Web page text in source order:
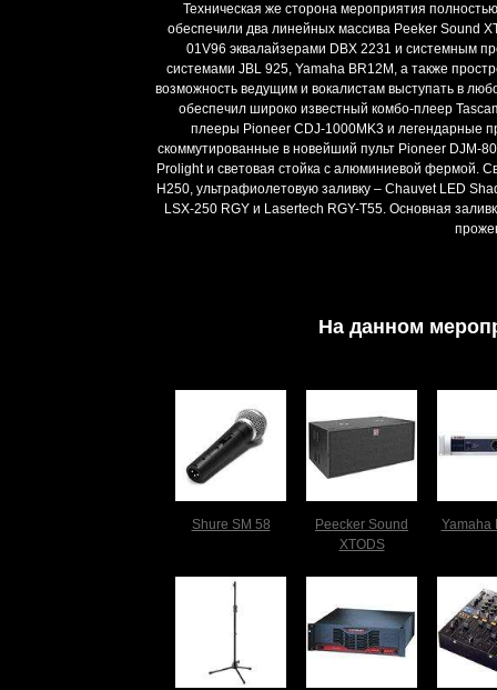
Техническая же сторона мероприятия
обеспечили два линейных массива Peeker Sound
01V96 эквалайзерами DBX 2231 и системным
системами JBL 925, Yamaha BR12M, а также
возможность ведущим и вокалистам выступать в
обеспечил широко известный комбо-плеер
плееры Pioneer CDJ-1000MK3 и легендарные
скоммутированные в новейший пульт Pioneer DJM-
Prolight и световая стойка с алюминиевой фермой.
H250, ультрафиолетовую заливку – Chauvet LED
LSX-250 RGY и Lasertech RGY-T55. Основная
На данном
Shure SM 58
Peecker Sound
XTODS
Yamaha